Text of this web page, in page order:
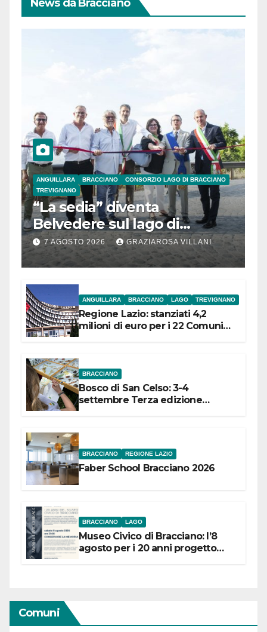
News da Bracciano
ANGUILLARA BRACCIANO
CONSORZIO LAGO DI BRACCIANO
TREVIGNANO
“La sedia” diventa
Belvedere sul lago di
Bracciano: ieri
l’inaugurazione
7 AGOSTO 2026 GRAZIAROSA VILLANI
ANGUILLARA BRACCIANO LAGO TREVIGNANO
Regione Lazio: stanziati 4,2
milioni di euro per i 22 Comuni
BRACCIANO
Bosco di San Celso: 3-4
settembre Terza edizione
BRACCIANO REGIONE LAZIO
Faber School Bracciano 2026
BRACCIANO LAGO
Museo Civico di Bracciano: l’8
agosto per i 20 anni progetto
Comuni